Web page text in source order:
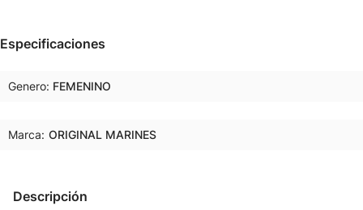
Especificaciones
Genero FEMENINO
Marca: ORIGINAL MARINES
Descripción